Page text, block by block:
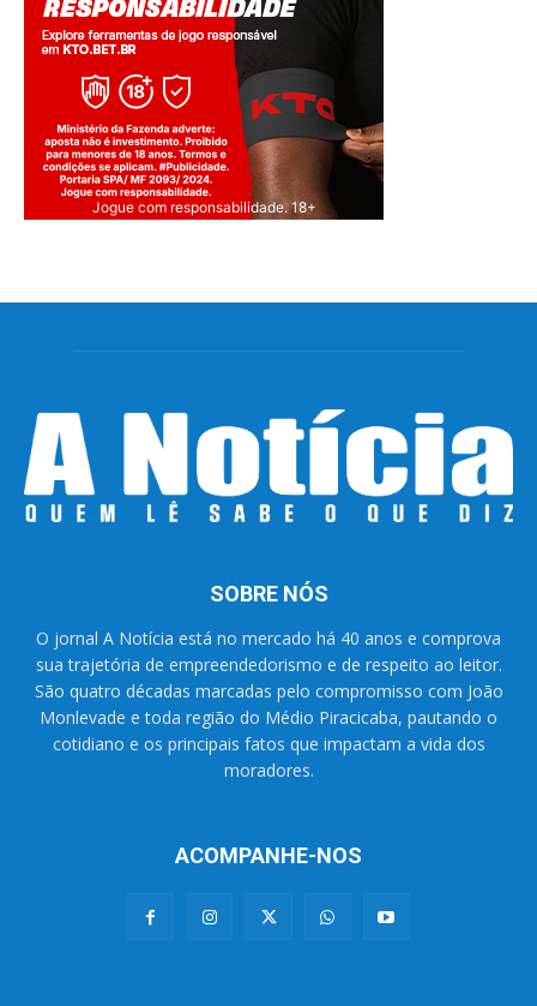
Jogue com responsabilidade. 18+
SOBRE NÓS
O jornal A Notícia está no mercado há 40 anos e comprova
sua trajetória de empreendedorismo e de respeito ao leitor.
São quatro décadas marcadas pelo compromisso com João
Monlevade e toda região do Médio Piracicaba, pautando o
cotidiano e os principais fatos que impactam a vida dos
moradores.
ACOMPANHE-NOS